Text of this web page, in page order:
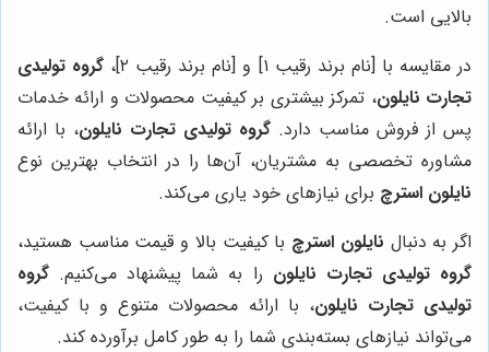
بالایی است.
در مقایسه با [نام برند رقیب ۱] و [نام برند رقیب ۲]،
گروه تولیدی
تجارت نایلون، تمرکز بیشتری بر کیفیت محصولات و ارائه خدمات
پس از فروش مناسب دارد. گروه تولیدی تجارت نایلون، با ارائه
مشاوره تخصصی به مشتریان، آن‌ها را در انتخاب بهترین نوع
نایلون استرچ برای نیازهای خود یاری می‌کند.
اگر به دنبال نایلون استرچ با کیفیت بالا و قیمت مناسب هستید،
گروه تولیدی تجارت نایلون را به شما پیشنهاد می‌کنیم. گروه
تولیدی تجارت نایلون، با ارائه محصولات متنوع و با کیفیت،
می‌تواند نیازهای بسته‌بندی شما را به طور کامل برآورده کند.